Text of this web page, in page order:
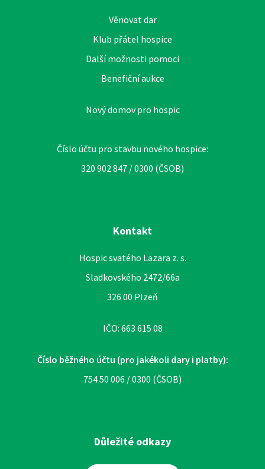
Věnovat dar
Klub přátel hospice
Další možnosti pomoci
Benefiční aukce
Nový domov pro hospic
Číslo účtu pro stavbu nového hospice:
320 902 847 / 0300 (ČSOB)
Kontakt
Hospic svatého Lazara z. s.
Sladkovského 2472/66a
326 00 Plzeň
IČO: 663 615 08
Číslo běžného účtu (pro jakékoli dary i platby):
754 50 006 / 0300 (ČSOB)
Důležité odkazy